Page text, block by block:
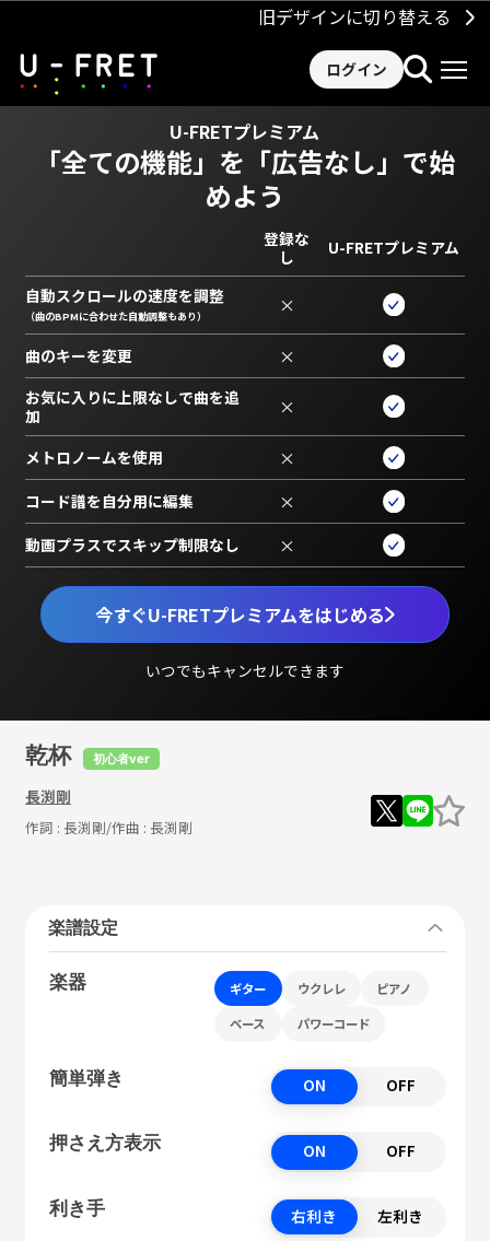
旧デザインに切り替える
ログイン
U-FRETプレミアム
「全ての機能」を 「広告なし」で始
めよう
今すぐU-FRETプレミアムをはじめる
いつでもキャンセルできます
登録な
し
U-FRETプレミアム
自動スクロールの速度を調整
（曲のBPMに合わせた自動調整もあり） ×
曲のキーを変更 ×
お気に入りに上限なしで曲を追
加
×
メトロノームを使用 ×
コード譜を自分用に編集 ×
動画プラスでスキップ制限なし ×
乾杯 初心者ver
長渕剛
作詞 : 長渕剛/作曲 : 長渕剛
楽譜設定
楽器 ギター ウクレレ ピアノ
ベース パワーコード
簡単弾き ON OFF
押さえ方表示 ON OFF
利き手 右利き 左利き